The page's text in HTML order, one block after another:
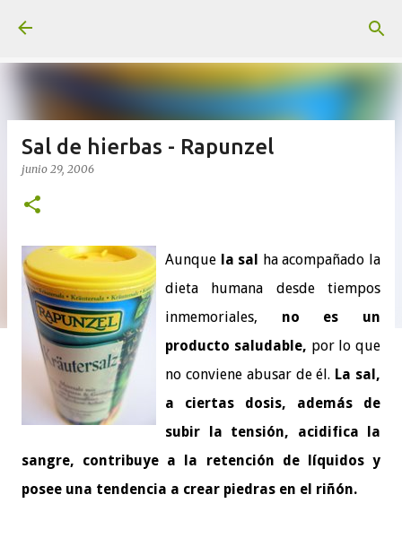
Sal de hierbas - Rapunzel
junio 29, 2006
Aunque la sal ha acompañado la
dieta humana desde tiempos
inmemoriales, no es un
producto saludable, por lo que
no conviene abusar de él. La sal,
a ciertas dosis, además de
subir la tensión, acidifica la
sangre, contribuye a la retención de líquidos y
posee una tendencia a crear piedras en el riñón.